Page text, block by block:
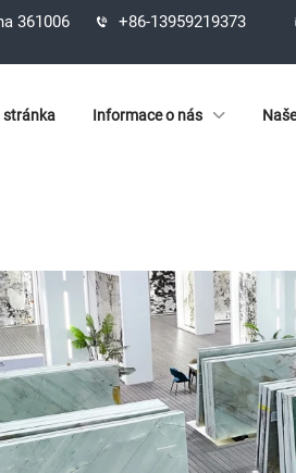
361006 +86-13959219373
stránka Informace o nás